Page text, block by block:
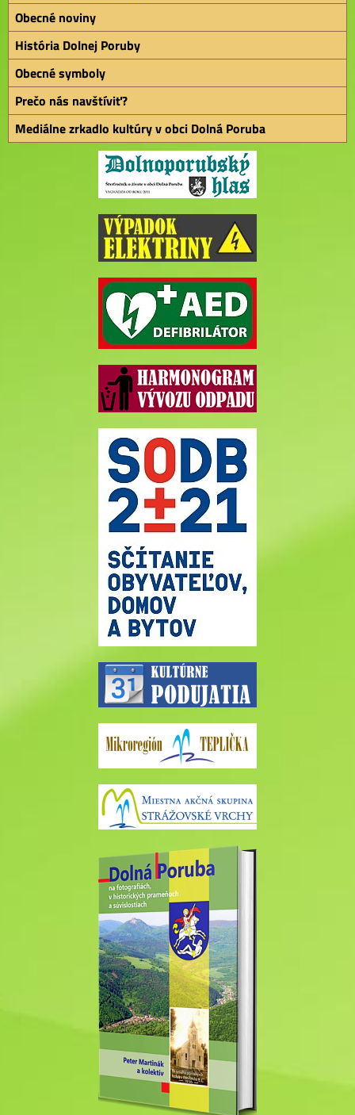
Obecné noviny
História Dolnej Poruby
Obecné symboly
Prečo nás navštíviť?
Mediálne zrkadlo kultúry v obci Dolná Poruba